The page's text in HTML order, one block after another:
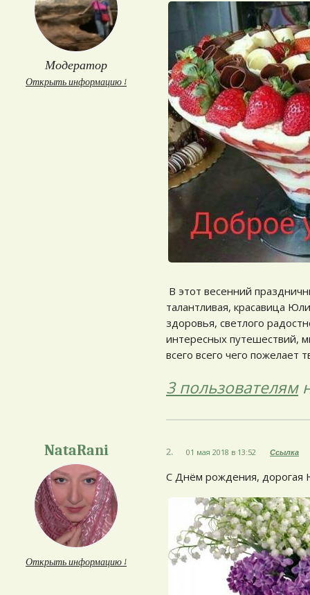
Модератор
Открыть информацию ↓
В этот весенний
талантливая, красавица
здоровья, светлого
интересных путешествий,
всего всего чего пожелает
3 пользователям
NataRani
Открыть информацию ↓
2. 01 мая 2018 в 13:52 Ссылка
С Днём рождения, дорогая